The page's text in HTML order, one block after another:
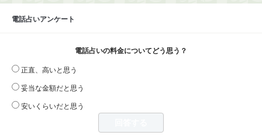
電話占いアンケート
電話占いの料金についてどう思う？
正直、高いと思う
妥当な金額だと思う
安いくらいだと思う